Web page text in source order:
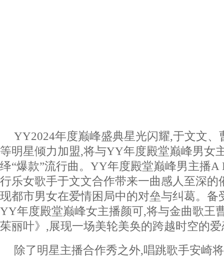
YY2024年度巅峰盛典星光闪耀,于文文、
等明星倾力加盟,将与YY年度殿堂巅峰男女
绎“爆款”流行曲。YY年度殿堂巅峰男主播
行乐女歌手于文文合作带来一曲感人至深的
现都市男女在爱情困局中的对垒与纠葛。备
YY年度殿堂巅峰女主播颜可,将与金曲歌王
茱丽叶》,展现一场美轮美奂的跨越时空的
除了明星主播合作秀之外,唱跳歌手安崎